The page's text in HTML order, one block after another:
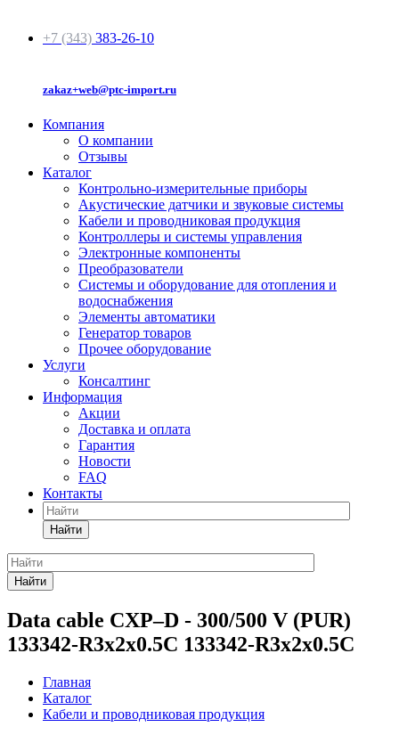
+7 (343) 383-26-10
zakaz+web@ptc-import.ru
Компания
О компании
Отзывы
Каталог
Контрольно-измерительные приборы
Акустические датчики и звуковые системы
Кабели и проводниковая продукция
Контроллеры и системы управления
Электронные компоненты
Преобразователи
Системы и оборудование для отопления и
водоснабжения
Элементы автоматики
Генератор товаров
Прочее оборудование
Услуги
Консалтинг
Информация
Акции
Доставка и оплата
Гарантия
Новости
FAQ
Контакты
Найти
Найти
Data cable CXP–D - 300/500 V (PUR)
133342-R3x2x0.5C 133342-R3x2x0.5C
Главная
Каталог
Кабели и проводниковая продукция